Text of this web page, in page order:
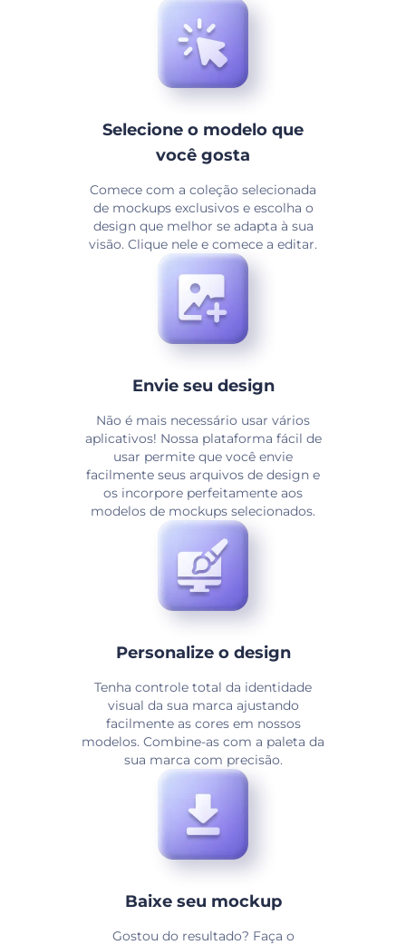
Selecione o modelo que
você gosta
Comece com a coleção selecionada
de mockups exclusivos e escolha o
design que melhor se adapta à sua
visão. Clique nele e comece a editar.
Envie seu design
Não é mais necessário usar vários
aplicativos! Nossa plataforma fácil de
usar permite que você envie
facilmente seus arquivos de design e
os incorpore perfeitamente aos
modelos de mockups selecionados.
Personalize o design
Tenha controle total da identidade
visual da sua marca ajustando
facilmente as cores em nossos
modelos. Combine-as com a paleta da
sua marca com precisão.
Baixe seu mockup
Gostou do resultado? Faça o